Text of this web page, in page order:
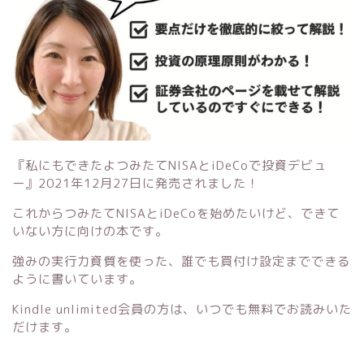
『私にもできたよつみたてNISAとiDeCoで投資デビュ
ー』 2021年12月27日に発売されました！
これからつみたてNISAとiDeCoを始めたいけど、できて
いない方に向けの本です。
強みの実行力資質を使った、誰でも買付け設定までできる
ように書いています。
Kindle unlimited会員の方は、いつでも無料でお読みいた
だけます。